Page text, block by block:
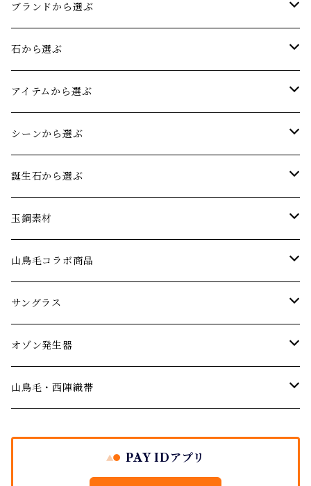
ブランドから選ぶ
sowi(ソーイ)
オリジナルジュエリー
石から選ぶ
アクアマリン
アメジスト
エメラルド
オパール
ガーネット
デマントイドガーネット
サファイア
シトリン
ダイヤモンド
アイテムから選ぶ
リング
ネックレス
ブレスレット･バングル
ピアス･イヤリング
ルース(ストーン)
シーンから選ぶ
パーティーやお呼ばれに…
アニバーサリー 記念日ジュエリー
婚約指輪 エンゲージリング
結婚記念日のジュエリー
厄年厄除けのお守りに…
誕生石から選ぶ
1月の誕生石【ガーネット】
２月の誕生石【アメジスト】
３月の誕生石【アクアマリン】
４月の誕生石【ダイヤモンド】
５月の誕生石【エメラルド】
玉鋼素材
ネックレス
山鳥毛コラボ商品
サングラス
オゾン発生器
サングラス
山鳥毛モデルサングラス
オゾン発生器
山鳥毛モデルオゾン発生器
山鳥毛・西陣織帯
PAY IDアプリ